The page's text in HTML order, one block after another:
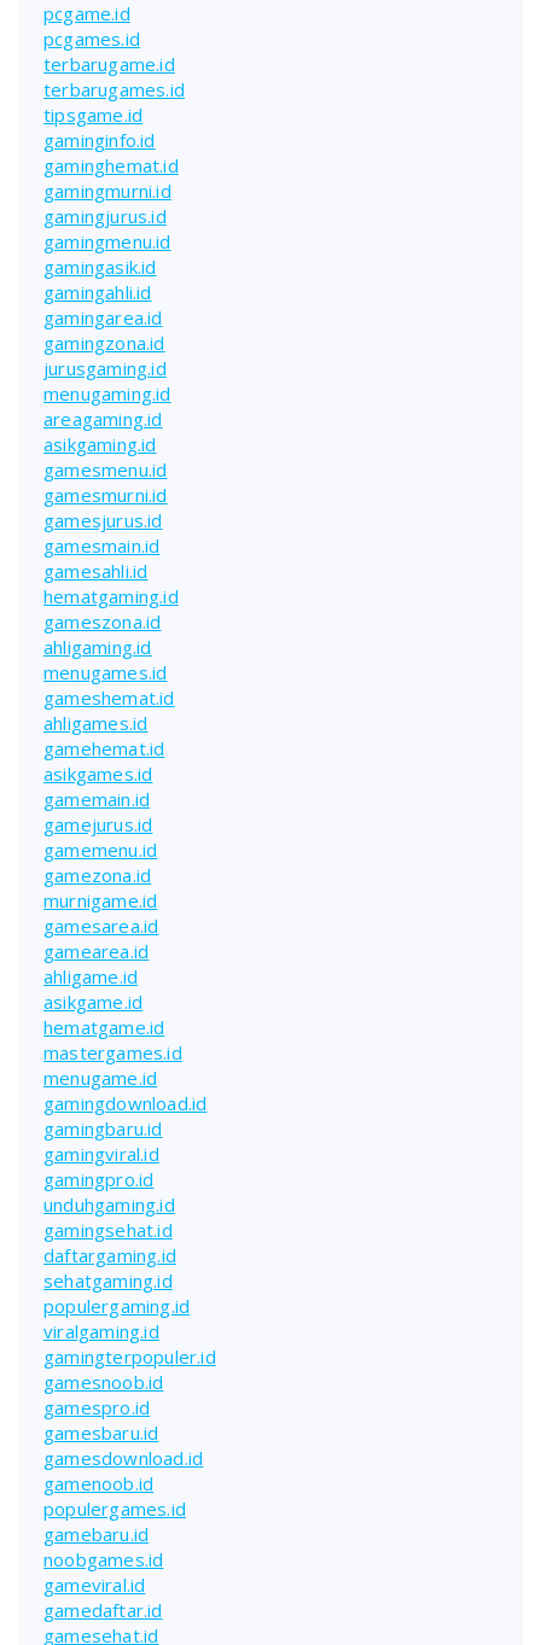
pcgame.id
pcgames.id
terbarugame.id
terbarugames.id
tipsgame.id
gaminginfo.id
gaminghemat.id
gamingmurni.id
gamingjurus.id
gamingmenu.id
gamingasik.id
gamingahli.id
gamingarea.id
gamingzona.id
jurusgaming.id
menugaming.id
areagaming.id
asikgaming.id
gamesmenu.id
gamesmurni.id
gamesjurus.id
gamesmain.id
gamesahli.id
hematgaming.id
gameszona.id
ahligaming.id
menugames.id
gameshemat.id
ahligames.id
gamehemat.id
asikgames.id
gamemain.id
gamejurus.id
gamemenu.id
gamezona.id
murnigame.id
gamesarea.id
gamearea.id
ahligame.id
asikgame.id
hematgame.id
mastergames.id
menugame.id
gamingdownload.id
gamingbaru.id
gamingviral.id
gamingpro.id
unduhgaming.id
gamingsehat.id
daftargaming.id
sehatgaming.id
populergaming.id
viralgaming.id
gamingterpopuler.id
gamesnoob.id
gamespro.id
gamesbaru.id
gamesdownload.id
gamenoob.id
populergames.id
gamebaru.id
noobgames.id
gameviral.id
gamedaftar.id
gamesehat.id